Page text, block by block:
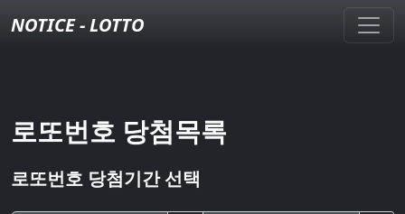
NOTICE - LOTTO
로또번호 당첨목록
로또번호 당첨기간 선택